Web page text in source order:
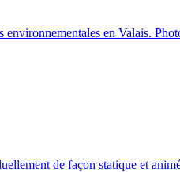
en Valais.
de façon statique et